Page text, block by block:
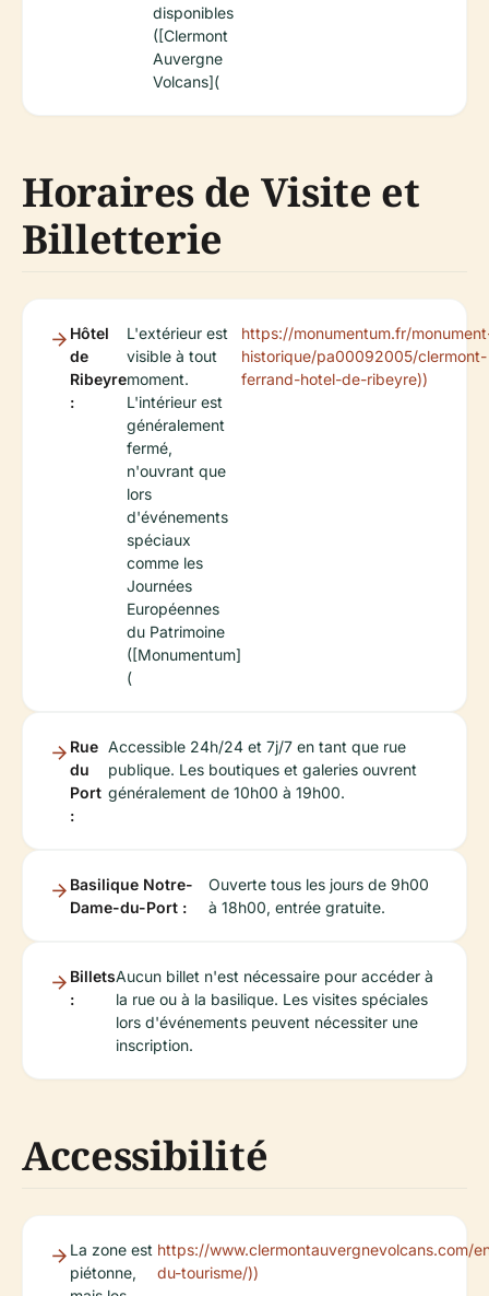
disponibles
([Clermont
Auvergne
Volcans](
Horaires de Visite et
Billetterie
Hôtel
de
Ribeyre
:
L'extérieur est
visible à tout
moment.
L'intérieur est
généralement
fermé,
n'ouvrant que
lors
d'événements
spéciaux
comme les
Journées
Européennes
du Patrimoine
([Monumentum]
(
https://monumentum.fr/
historique/pa00092005/clermont-
ferrand-hotel-de-ribeyre))
Rue
du
Port
:
Accessible 24h/24 et 7j/7 en tant que rue
publique. Les boutiques et galeries ouvrent
généralement de 10h00 à 19h00.
Basilique Notre-
Dame-du-Port :
Ouverte tous les jours de 9h00
à 18h00, entrée gratuite.
Billets
:
Aucun billet n'est nécessaire pour accéder à
la rue ou à la basilique. Les visites spéciales
lors d'événements peuvent nécessiter une
inscription.
Accessibilité
La zone est
piétonne,
https://www.clermontauvergnevolcans.com/
du-tourisme/))